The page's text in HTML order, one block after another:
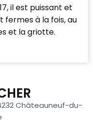
il est puissant et
fermes à la fois, au
et la griotte.
Châteauneuf-du-